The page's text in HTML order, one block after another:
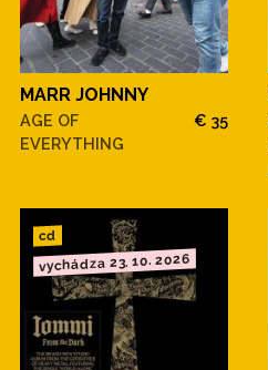
MARR JOHNNY
AGE OF
EVERYTHING
€ 35
cd
vychádza 23. 10. 2026